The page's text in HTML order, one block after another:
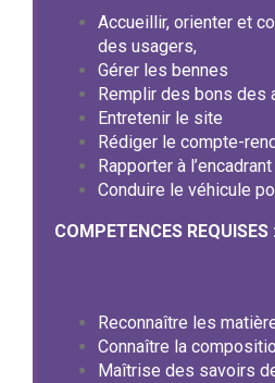
Accueillir, orienter et
des usagers,
Gérer les bennes
Remplir des bons des
Entretenir le site
Rédiger le compte-
Rapporter à l’encadrant
Conduire le véhicule
COMPETENCES REQUISES :
Reconnaître les
Connaître la
Maîtrise des savoirs